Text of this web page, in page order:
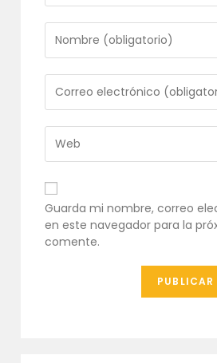
tu
nombre
o
nombre
de
usuario
para
comentar
tu
dirección
de
correo
electrónico
para
comentar
URL
de
tu
web
(opcional)
Guarda mi nombre, correo
en este navegador para la
comente.